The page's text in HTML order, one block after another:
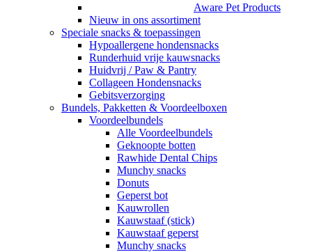
Aware Pet Products
Nieuw in ons assortiment
Speciale snacks & toepassingen
Hypoallergene hondensnacks
Runderhuid vrije kauwsnacks
Huidvrij / Paw & Pantry
Collageen Hondensnacks
Gebitsverzorging
Bundels, Pakketten & Voordeelboxen
Voordeelbundels
Alle Voordeelbundels
Geknoopte botten
Rawhide Dental Chips
Munchy snacks
Donuts
Geperst bot
Kauwrollen
Kauwstaaf (stick)
Kauwstaaf geperst
Munchy snacks